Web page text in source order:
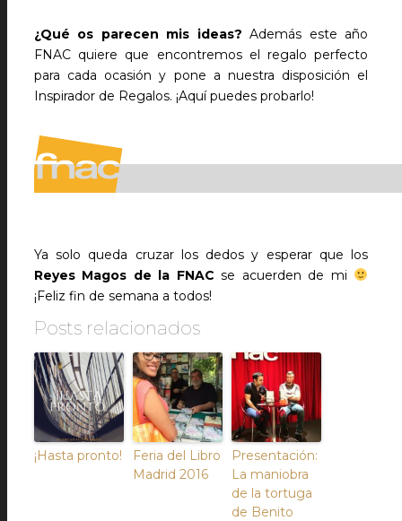
¿Qué os parecen mis ideas? Además este año
FNAC quiere que encontremos el regalo perfecto
para cada ocasión y pone a nuestra disposición el
Inspirador de Regalos. ¡Aquí puedes probarlo!
Ya solo queda cruzar los dedos y esperar que los
Reyes Magos de la FNAC se acuerden de mi
¡Feliz fin de semana a todos!
Posts relacionados
¡Hasta pronto!
Feria del Libro
Madrid 2016
Presentación:
La maniobra
de la tortuga
de Benito